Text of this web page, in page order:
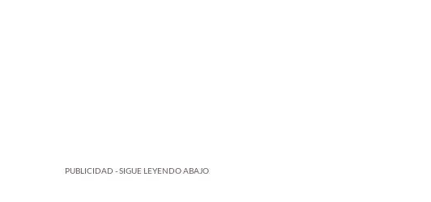
PUBLICIDAD - SIGUE LEYENDO ABAJO